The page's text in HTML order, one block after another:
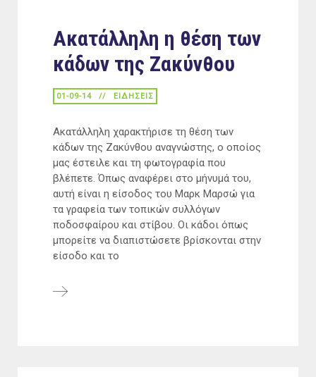
Ακατάλληλη η θέση των
κάδων της Ζακύνθου
01-09-14 ΕΙΔΉΣΕΙΣ
Ακατάλληλη χαρακτήρισε τη θέση των
κάδων της Ζακύνθου αναγνώστης, ο οποίος
μας έστειλε και τη φωτογραφία που
βλέπετε. Όπως αναφέρει στο μήνυμά του,
αυτή είναι η είσοδος του Μαρκ Μαρσώ για
τα γραφεία των τοπικών συλλόγων
ποδοσφαίρου και στίβου. Οι κάδοι όπως
μπορείτε να διαπιστώσετε βρίσκονται στην
είσοδο και το